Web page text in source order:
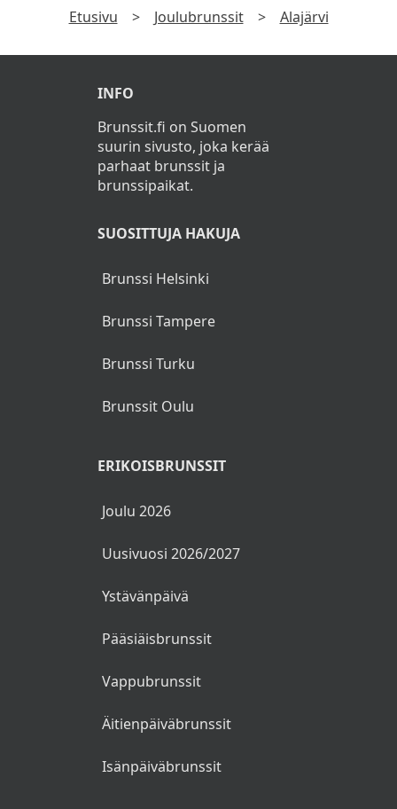
Ruokajuomat
Joulutorttuja (L)
Piparkakkuja (L)
Kahvia, teetä, kaakaota
Etusivu > Joulubrunssit > Alajärvi
INFO
Brunssit.fi on Suomen
suurin sivusto, joka kerää
parhaat brunssit ja
brunssipaikat.
SUOSITTUJA HAKUJA
Brunssi Helsinki
Brunssi Tampere
Brunssi Turku
Brunssit Oulu
ERIKOISBRUNSSIT
Joulu 2026
Uusivuosi 2026/2027
Ystävänpäivä
Pääsiäisbrunssit
Vappubrunssit
Äitienpäiväbrunssit
Isänpäiväbrunssit